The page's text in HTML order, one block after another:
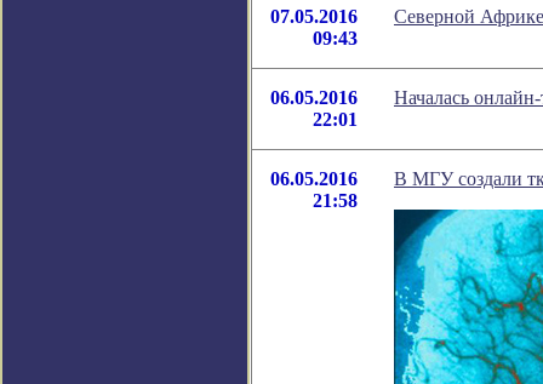
07.05.2016
09:43
Северной
06.05.2016
22:01
Началась
06.05.2016
21:58
В МГУ создали